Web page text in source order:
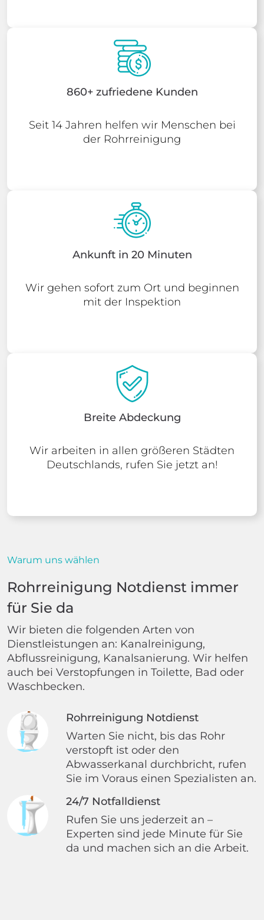
860+ zufriedene Kunden
Seit 14 Jahren helfen wir Menschen bei
der Rohrreinigung
Ankunft in 20 Minuten
Wir gehen sofort zum Ort und beginnen
mit der Inspektion
Breite Abdeckung
Wir arbeiten in allen größeren Städten
Deutschlands, rufen Sie jetzt an!
Warum uns wählen
Rohrreinigung Notdienst immer
für Sie da
Wir bieten die folgenden Arten von
Dienstleistungen an: Kanalreinigung,
Abflussreinigung, Kanalsanierung. Wir helfen
auch bei Verstopfungen in Toilette, Bad oder
Waschbecken.
Rohrreinigung Notdienst
Warten Sie nicht, bis das Rohr
verstopft ist oder den
Abwasserkanal durchbricht, rufen
Sie im Voraus einen Spezialisten an.
24/7 Notfalldienst
Rufen Sie uns jederzeit an –
Experten sind jede Minute für Sie
da und machen sich an die Arbeit.